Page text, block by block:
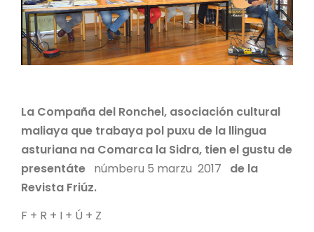
La Compaña del Ronchel, asociación cultural
maliaya que trabaya pol puxu de la llingua
asturiana na Comarca la Sidra, tien el gustu de
presentáte númberu 5 marzu 2017
de la
Revista Friúz.
F + R + I + Ú + Z